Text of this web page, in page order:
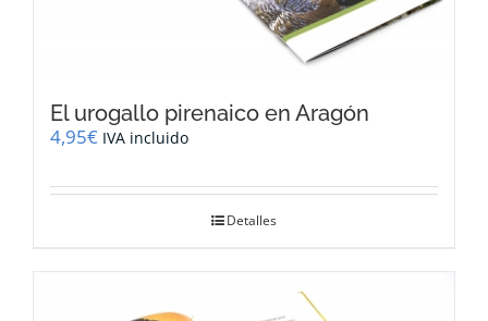
El urogallo pirenaico en Aragón
4,95€ IVA incluido
Detalles